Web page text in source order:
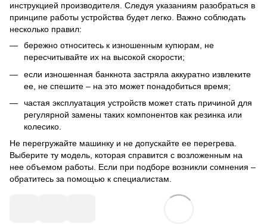
инструкцией производителя. Следуя указаниям разобраться в
принципе работы устройства будет легко. Важно соблюдать
несколько правил:
бережно относитесь к изношенным купюрам, не
пересчитывайте их на высокой скорости;
если изношенная банкнота застряла аккуратно извлеките
ее, не спешите – на это может понадобиться время;
частая эксплуатация устройств может стать причиной для
регулярной замены таких компонентов как резинка или
колесико.
Не перегружайте машинку и не допускайте ее перегрева.
Выберите ту модель, которая справится с возложенным на
нее объемом работы. Если при подборе возникли сомнения –
обратитесь за помощью к специалистам.